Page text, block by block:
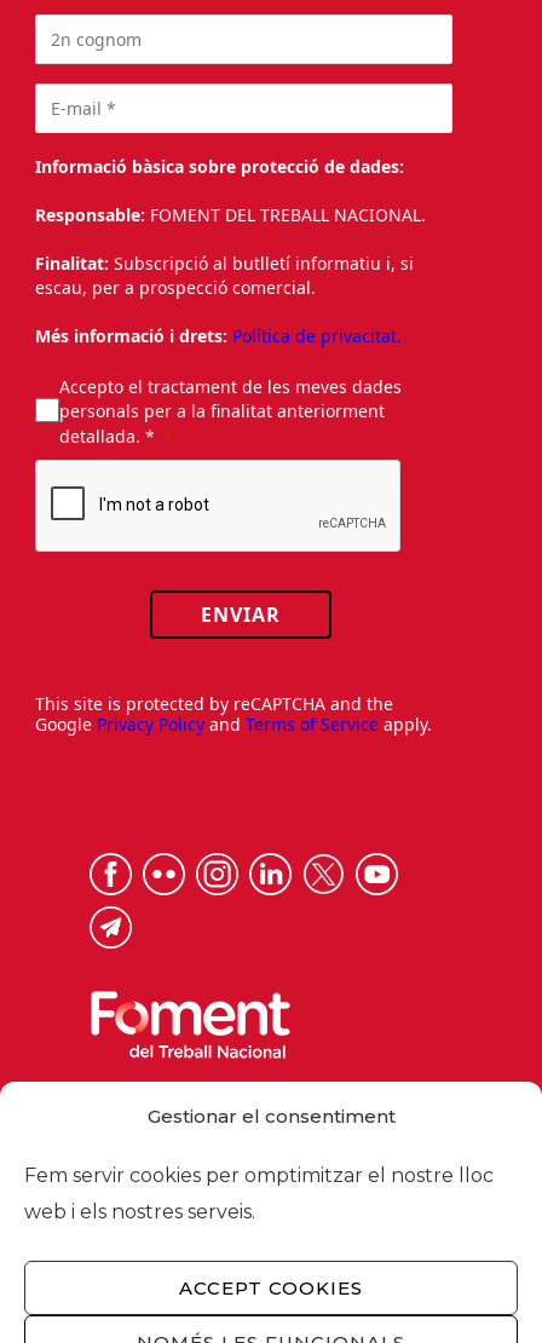
Gestionar el consentiment
Fem servir cookies per omptimitzar el nostre lloc
web i els nostres serveis.
ACCEPT COOKIES
Informació bàsica sobre protecció de dades:
Responsable: FOMENT DEL TREBALL NACIONAL.
Finalitat: Subscripció al butlletí informatiu i, si
escau, per a prospecció comercial.
Més informació i drets: Política de privacitat.
Accepto el tractament de les meves dades
personals per a la finalitat anteriorment
detallada. *
ENVIAR
This site is protected by reCAPTCHA and the
Google Privacy Policy and Terms of Service apply.
foment@foment.com
© 2026 - Foment del Treball Nacional
Nosaltres